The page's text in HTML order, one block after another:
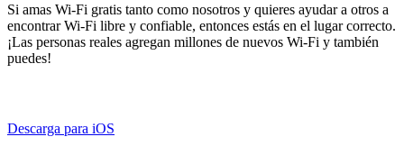
Si amas Wi-Fi gratis tanto como nosotros y quieres ayudar a otros a
encontrar Wi-Fi libre y confiable, entonces estás en el lugar correcto.
¡Las personas reales agregan millones de nuevos Wi-Fi y también
puedes!
Descarga para iOS